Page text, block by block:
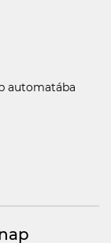
automatába